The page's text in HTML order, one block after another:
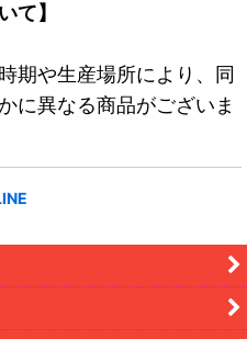
て】
期や生産場所により、同
に異なる商品がございま